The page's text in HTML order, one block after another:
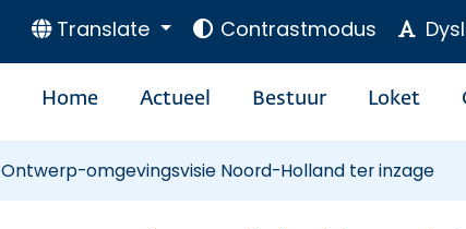
Translate Contrastmodus
Home Actueel Bestuur Loket
Ontwerp-omgevingsvisie Noord-Holland ter inzage